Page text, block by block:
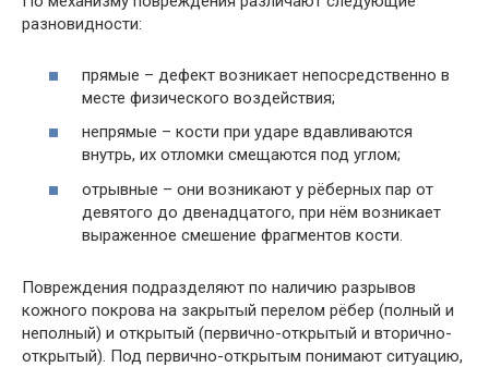
разновидности:
прямые – дефект возникает непосредственно в
месте физического воздействия;
непрямые – кости при ударе вдавливаются
внутрь, их отломки смещаются под углом;
отрывные – они возникают у рёберных пар от
девятого до двенадцатого, при нём возникает
выраженное смешение фрагментов кости.
Повреждения подразделяют по наличию разрывов
кожного покрова на закрытый перелом рёбер (полный и
неполный) и открытый (первично-открытый и вторично-
открытый). Под первично-открытым понимают ситуацию,